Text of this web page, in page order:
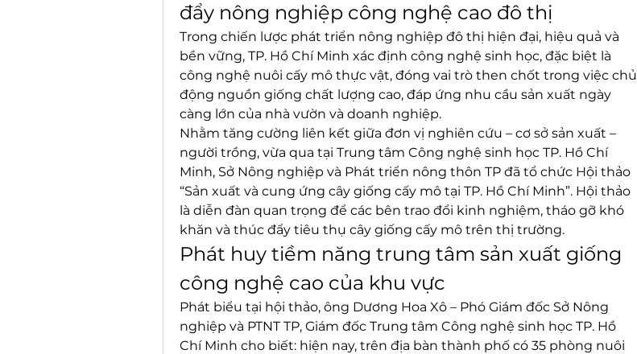
đẩy nông nghiệp công nghệ cao đô thị
Trong chiến lược phát triển nông nghiệp đô thị hiện đại, hiệu quả và
bền vững, TP. Hồ Chí Minh xác định công nghệ sinh học, đặc biệt là
công nghệ nuôi cấy mô thực vật, đóng vai trò then chốt trong việc chủ
động nguồn giống chất lượng cao, đáp ứng nhu cầu sản xuất ngày
càng lớn của nhà vườn và doanh nghiệp.
Nhằm tăng cường liên kết giữa đơn vị nghiên cứu – cơ sở sản xuất –
người trồng, vừa qua tại Trung tâm Công nghệ sinh học TP. Hồ Chí
Minh, Sở Nông nghiệp và Phát triển nông thôn TP đã tổ chức Hội thảo
“Sản xuất và cung ứng cây giống cấy mô tại TP. Hồ Chí Minh”. Hội thảo
là diễn đàn quan trọng để các bên trao đổi kinh nghiệm, tháo gỡ khó
khăn và thúc đẩy tiêu thụ cây giống cấy mô trên thị trường.
Phát huy tiềm năng trung tâm sản xuất giống
công nghệ cao của khu vực
Phát biểu tại hội thảo, ông Dương Hoa Xô – Phó Giám đốc Sở Nông
nghiệp và PTNT TP, Giám đốc Trung tâm Công nghệ sinh học TP. Hồ
Chí Minh cho biết: hiện nay, trên địa bàn thành phố có 35 phòng nuôi